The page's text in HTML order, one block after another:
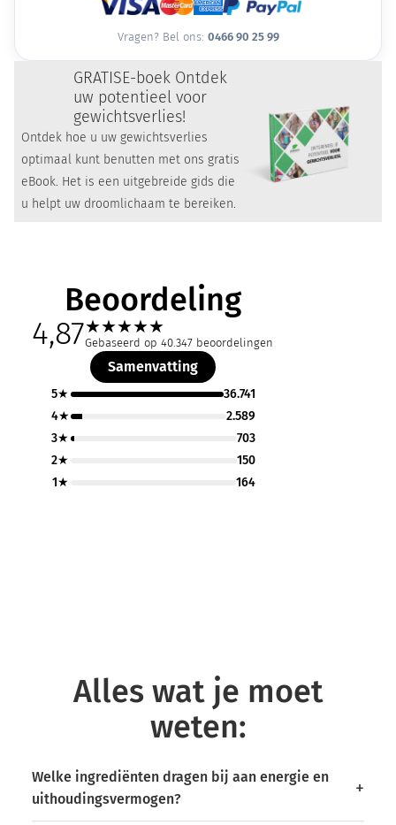
Vragen? Bel ons: 0466 90 25 99
GRATISE-boek Ontdek
uw potentieel voor
gewichtsverlies!
Ontdek hoe u uw gewichtsverlies
optimaal kunt benutten met ons gratis
eBook. Het is een uitgebreide gids die
u helpt uw ​​droomlichaam te bereiken.
Beoordeling
4,87★★★★★
Gebaseerd op 40.347 beoordelingen
Samenvatting
5★
36.741
4★
2.589
3★
703
2★
150
1★
164
Alles wat je moet
weten:
Welke ingrediënten dragen bij aan energie en
uithoudingsvermogen?